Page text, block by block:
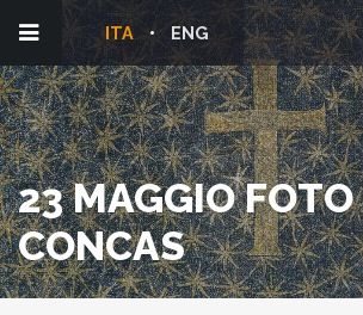
ENG
ITA
23 MAGGIO
CONCAS